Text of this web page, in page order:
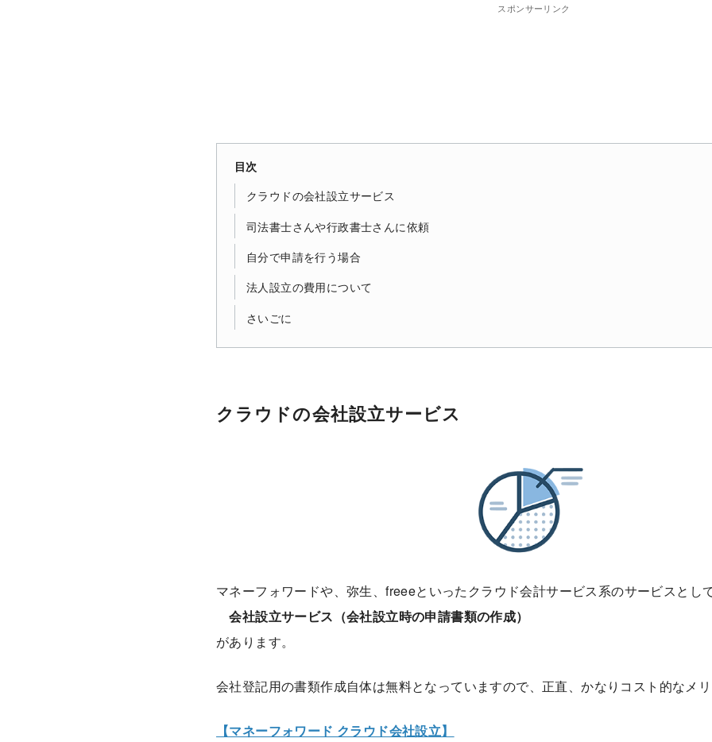
スポンサーリンク
目次
クラウドの会社設立サービス
司法書士さんや行政書士さんに依頼
自分で申請を行う場合
法人設立の費用について
さいごに
クラウドの会社設立サービス
マネーフォワードや、弥生、freeeといったクラウド会計サービス系のサービスとし
会社設立サービス（会社設立時の申請書類の作成）
があります。
会社登記用の書類作成自体は無料となっていますので、正直、かなりコスト的なメ
【マネーフォワード クラウド会社設立】